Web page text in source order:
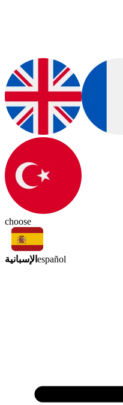
choose
الإسبانية español